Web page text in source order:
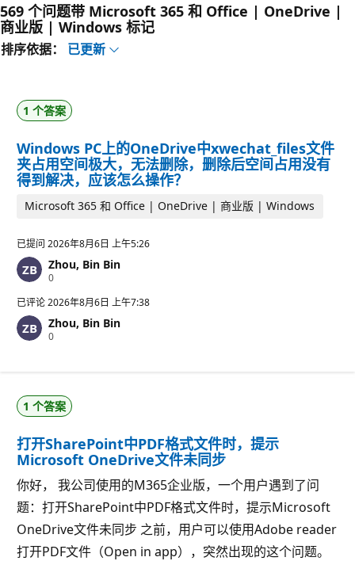
569 个问题带 Microsoft 365 和 Office | OneDrive |
商业版 | Windows 标记
排序依据： 已更新
1 个答案
Windows PC上的OneDrive中xwechat_files文件
夹占用空间极大，无法删除，删除后空间占用没有
得到解决，应该怎么操作？
Microsoft 365 和 Office | OneDrive | 商业版 | Windows
已提问 2026年8月6日 上午5:26
Zhou, Bin Bin
0信
分
已评论2026年8月6日 上午7:38
Zhou, Bin Bin
0信
1 个答案
打开SharePoint中PDF格式文件时，提示
Microsoft OneDrive文件未同步
你好， 我公司使用的M365企业版，一个用户遇到了问
题：打开SharePoint中PDF格式文件时，提示Microsoft
OneDrive文件未同步 之前，用户可以使用Adobe reader
打开PDF文件（Open in app），突然出现的这个问题。